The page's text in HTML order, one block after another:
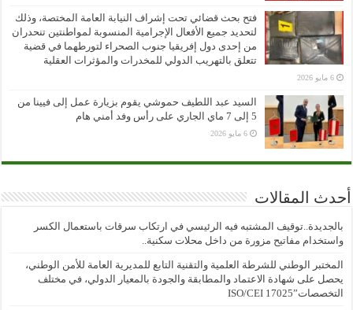
فتح بحث قضائي تحت إشراف النيابة العامة المختصة، وذلك
لتحديد جميع الأفعال الإجرامية المنسوبة لمواطنتين تنحدران
من إحدى دول إفريقيا جنوب الصحراء لتورطهما في قضية
تتعلق بالتهريب الدولي للمخدرات والمؤثرات العقلية
6 مايو 2026
السيد عبد اللطيف حموشي يقوم بزيارة عمل إلى فيينا من
5 إلى 7 ماي الجاري على رأس وفد أمني هام
6 مايو 2026
أحدث المقالات
بالجديدة..توقيف المشتبه فيه الرئيسي في ارتكاب سرقات باستعمال الكسر
واستخدام مفاتيح مزورة من داخل محلات سكنية..
المختبر الوطني للشرطة العلمية والتقنية التابع للمديرية العامة للأمن الوطني،
يحصل على شهادة الاعتماد والمطابقة والجودة بالمعيار الدولي، في مختلف
التخصصات”ISO/CEI 17025